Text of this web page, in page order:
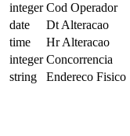
integer Cod Operador
date
Dt Alteracao
time
Hr Alteracao
integer Concorrencia
string Endereco Fisico